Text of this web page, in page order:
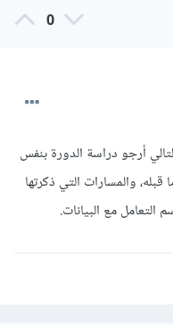
0
أرجو دراسة الدورة بنفس
والمسارات التي ذكرتها
مع البيانات.